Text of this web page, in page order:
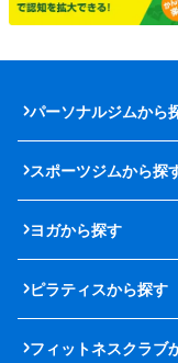
パーソナルジムから
スポーツジムから探
ヨガから探す
ピラティスから探す
フィットネスクラブ